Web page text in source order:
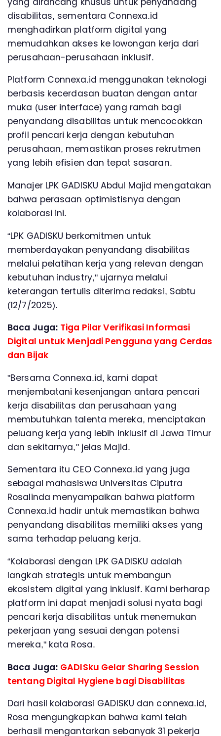
disabilitas, sementara Connexa.id
menghadirkan platform digital yang
memudahkan akses ke lowongan kerja dari
perusahaan-perusahaan inklusif.
Platform Connexa.id menggunakan teknologi
berbasis kecerdasan buatan dengan antar
muka (user interface) yang ramah bagi
penyandang disabilitas untuk mencocokkan
profil pencari kerja dengan kebutuhan
perusahaan, memastikan proses rekrutmen
yang lebih efisien dan tepat sasaran.
Manajer LPK GADISKU Abdul Majid mengatakan
bahwa perasaan optimistisnya dengan
kolaborasi ini.
“LPK GADISKU berkomitmen untuk
memberdayakan penyandang disabilitas
melalui pelatihan kerja yang relevan dengan
kebutuhan industry," ujarnya melalui
keterangan tertulis diterima redaksi, Sabtu
(12/7/2025).
Baca Juga: Tiga Pilar Verifikasi Informasi
Digital untuk Menjadi Pengguna yang Cerdas
dan Bijak
"Bersama Connexa.id, kami dapat
menjembatani kesenjangan antara pencari
kerja disabilitas dan perusahaan yang
membutuhkan talenta mereka, menciptakan
peluang kerja yang lebih inklusif di Jawa Timur
dan sekitarnya," jelas Majid.
Sementara itu CEO Connexa.id yang juga
sebagai mahasiswa Universitas Ciputra
Rosalinda menyampaikan bahwa platform
Connexa.id hadir untuk memastikan bahwa
penyandang disabilitas memiliki akses yang
sama terhadap peluang kerja.
“Kolaborasi dengan LPK GADISKU adalah
langkah strategis untuk membangun
ekosistem digital yang inklusif. Kami berharap
platform ini dapat menjadi solusi nyata bagi
pencari kerja disabilitas untuk menemukan
pekerjaan yang sesuai dengan potensi
mereka," kata Rosa.
Baca Juga: GADISku Gelar Sharing Session
tentang Digital Hygiene bagi Disabilitas
Dari hasil kolaborasi GADISKU dan connexa.id,
Rosa mengungkapkan bahwa kami telah
berhasil mengantarkan sebanyak 31 pekerja